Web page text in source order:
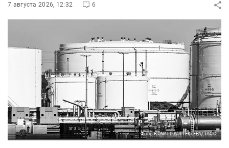
7 августа 2026, 12:32 6
Фото: RONALD WITTEK/EPA/ТАСС